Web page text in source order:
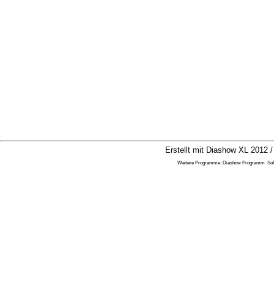
Erstellt mit Diashow XL 2012
Weitere Programme: Diashow Programm